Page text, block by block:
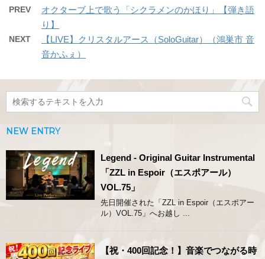
PREV
オクターブ上で歌う「シクラメンのかほり」【弾き語
り】
NEXT
【LIVE】クリスタルアース（SoloGuitar）（鴻巣市 音
音かふぇ）
NEW ENTRY
Legend - Original Guitar Instrumental
「ZZL in Espoir（エスポアール）
VOL.75」
先日開催された「ZZL in Espoir（エスポアー
ル）VOL.75」へお越し ...
【祝・400回記念！】音楽でつながる時